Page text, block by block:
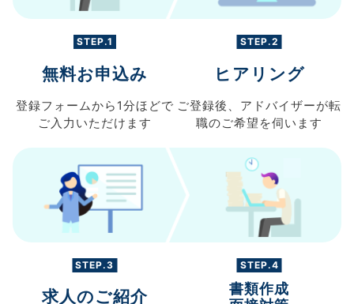
STEP.1
無料お申込み
登録フォームから 1分ほどで
ご入力 いただけます
STEP.2
ヒアリング
ご登録後、 アドバイザーが転
職のご希望を伺います
STEP.3
求人のご紹介
STEP.4
書類作成